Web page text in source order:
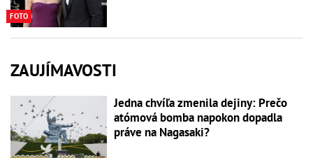
FOTO
ZAUJÍMAVOSTI
Jedna chvíľa zmenila dejiny: Prečo
atómová bomba napokon dopadla
práve na Nagasaki?